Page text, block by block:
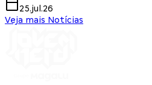
25.jul.26
Veja mais Notícias